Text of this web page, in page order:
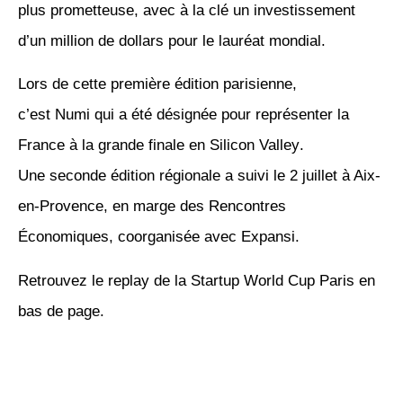
plus prometteuse, avec à la clé un investissement
d’un million de dollars pour le lauréat mondial.
Lors de cette première édition parisienne,
c’est Numi qui a été désignée pour représenter la
France à la grande finale en Silicon Valley.
Une seconde édition régionale a suivi le 2 juillet à Aix-
en-Provence, en marge des Rencontres
Économiques, coorganisée avec Expansi.
Retrouvez le replay de la Startup World Cup Paris en
bas de page.